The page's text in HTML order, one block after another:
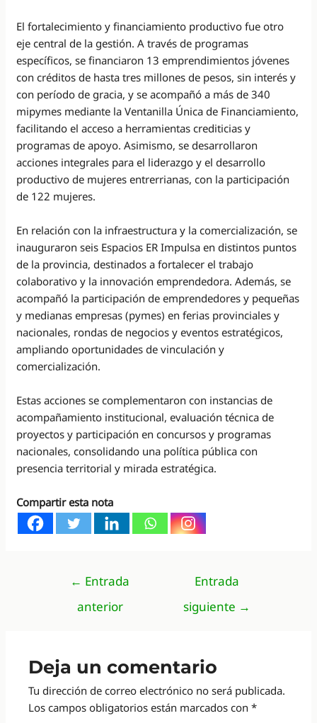
El fortalecimiento y financiamiento productivo fue otro
eje central de la gestión. A través de programas
específicos, se financiaron 13 emprendimientos jóvenes
con créditos de hasta tres millones de pesos, sin interés y
con período de gracia, y se acompañó a más de 340
mipymes mediante la Ventanilla Única de Financiamiento,
facilitando el acceso a herramientas crediticias y
programas de apoyo. Asimismo, se desarrollaron
acciones integrales para el liderazgo y el desarrollo
productivo de mujeres entrerrianas, con la participación
de 122 mujeres.
En relación con la infraestructura y la comercialización, se
inauguraron seis Espacios ER Impulsa en distintos puntos
de la provincia, destinados a fortalecer el trabajo
colaborativo y la innovación emprendedora. Además, se
acompañó la participación de emprendedores y pequeñas
y medianas empresas (pymes) en ferias provinciales y
nacionales, rondas de negocios y eventos estratégicos,
ampliando oportunidades de vinculación y
comercialización.
Estas acciones se complementaron con instancias de
acompañamiento institucional, evaluación técnica de
proyectos y participación en concursos y programas
nacionales, consolidando una política pública con
presencia territorial y mirada estratégica.
Compartir esta nota
Navegación
entradas
← Entrada
anterior
Entrada
siguiente →
Deja un comentario
Tu dirección de correo electrónico no será publicada.
Los campos obligatorios están marcados con*